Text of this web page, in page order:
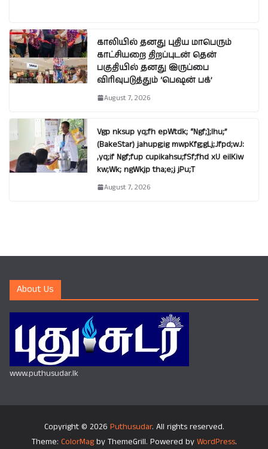
காலியில் தனது புதிய மாபெரும்
காட்சியறை திறப்புடன் தென்
பகுதியில் தனது இருப்பை
விரிவுபடுத்தும் ‘பெஷன் பக்’
August 7, 2026
Vgp nksup yq;fh epWtdk; “Ngf;];lhu;”
(BakeStar) jahupg;ig mwpKfg;gLj;Jfpd;wJ:
,yq;if Ngf;fup cupikahsu;fSf;fhd xU eilKiw
kw;Wk; ngWkjp tha;e;j jPu;T
August 7, 2026
About Us
www.puthusudar.lk
Copyright © 2026 Puthusudar. All rights reserved.
Theme: ColorMagby ThemeGrill. Powered by WordPress.